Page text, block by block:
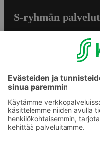
S-ryhmän palvelut
S-ostoslista -sovellus
Prisma.fi
Sokos.fi
S-Pankki
Yhteishyvä
Sokos Hotels